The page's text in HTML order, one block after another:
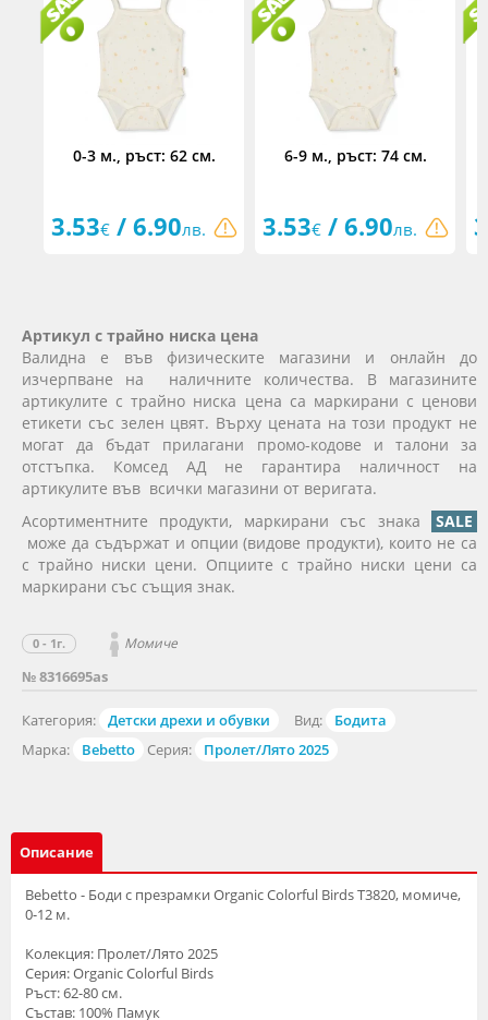
№ 8316695as
Категория: Детски дрехи и обувки Вид:
Бодита
Марка:
Bebetto Серия: Пролет/Лято 2025
0 - 1г. Момиче
0-3 м., ръст: 62 см.
3.53€/ 6.90лв.
6-9 м., ръст: 74 см.
3.53€/ 6.90лв.
Артикул с трайно ниска цена
Валидна е във физическите магазини и онлайн до
изчерпване на наличните количества. В магазините
артикулите с трайно ниска цена са маркирани с ценови
етикети със зелен цвят. Върху цената на този продукт не
могат да бъдат прилагани промо-кодове и талони за
отстъпка. Комсед АД не гарантира наличност на
артикулите във всички магазини от веригата.
Асортиментните продукти, маркирани със знака
SALE
може да съдържат и опции (видове продукти), които не са
с трайно ниски цени. Опциите с трайно ниски цени са
маркирани със същия знак.
Описание
Bebetto - Боди с презрамки Organic Colorful Birds T3820, момиче,
0-12 м.
Колекция: Пролет/Лято 2025
Серия: Organic Colorful Birds
Ръст: 62-80 см.
Състав: 100% Памук